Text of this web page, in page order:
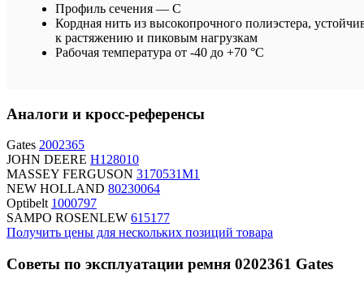
Профиль сечения — C
Кордная нить из высокопрочного полиэстера,
к растяжению и пиковым нагрузкам
Рабочая температура от -40 до +70 °C
Аналоги и кросс-референсы
Gates 2002365
JOHN DEERE H128010
MASSEY FERGUSON 3170531M1
NEW HOLLAND 80230064
Optibelt 1000797
SAMPO ROSENLEW 615177
Получить цены для нескольких позиций товара
Советы по эксплуатации ремня 0202361 Gates